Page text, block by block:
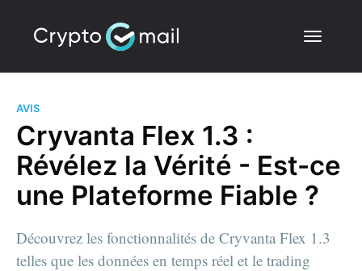
AVIS
Cryvanta Flex 1.3 :
Révélez la Vérité - Est-ce
une Plateforme Fiable ?
Découvrez les fonctionnalités de Cryvanta Flex 1.3
telles que les données en temps réel et le trading